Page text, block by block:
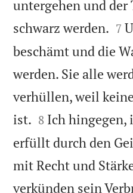
untergehen und der
schwarz werden. 

7
beschämt und die
werden. Sie alle
verhüllen, weil
ist. 

8 Ich
erfüllt durch den
mit Recht und
verkünden sein